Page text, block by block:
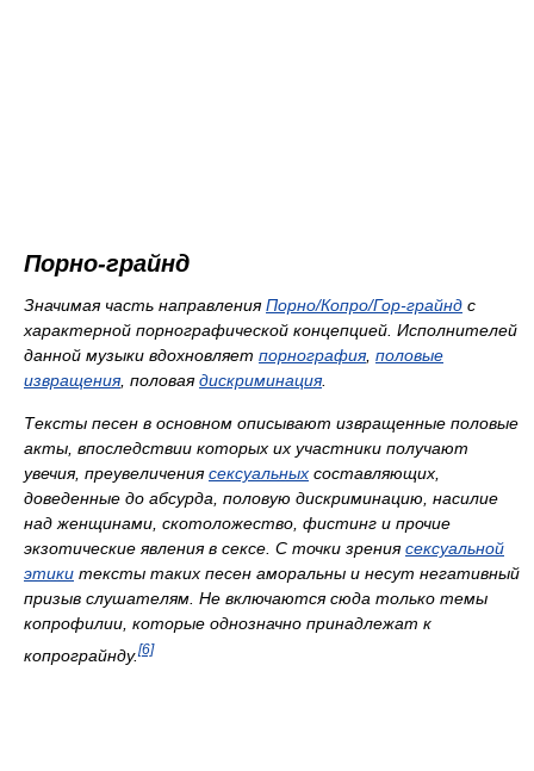
Порно-грайнд
Значимая часть направленияПорно/Копро/Гор-грайнд с
характерной порнографической концепцией. Исполнителей
данной музыки вдохновляет порнография, половые
извращения, половаядискриминация.
Тексты песен в основном описывают извращенные половые
акты, впоследствии которых их участники получают
увечия, преувеличениясексуальных составляющих,
доведенные до абсурда, половую дискриминацию, насилие
над женщинами, скотоложество, фистинг и прочие
экзотические явления в сексе. С точки зрениясексуальной
этики тексты таких песен аморальны и несут негативный
призыв слушателям. Не включаются сюда только темы
копрофилии, которые однозначно принадлежат к
копрограйнду.[6]